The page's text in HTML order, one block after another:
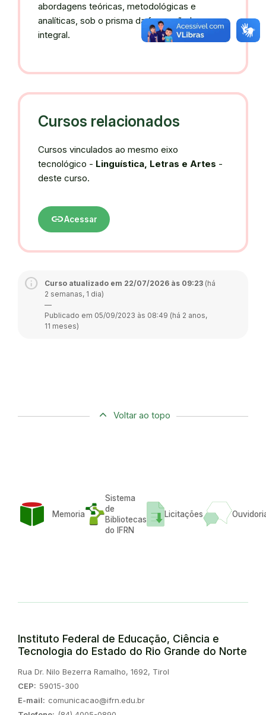
abordagens teóricas, metodológicas e
analíticas, sob o prisma da formação humana
integral.
Cursos relacionados
Cursos vinculados ao mesmo eixo
tecnológico - Linguística, Letras e Artes -
deste curso.
linkAcessar
Curso atualizado em 22/07/2026 às 09:23 (há
2 semanas, 1 dia)
—
Publicado em 05/09/2023 às 08:49 (há 2 anos,
11 meses)
Voltar ao topo
Memoria
Sistema
de
Bibliotecas
do IFRN
Licitações
Instituto Federal de Educação, Ciência e
Tecnologia do Estado do Rio Grande do Norte
Endereço:
Rua Dr. Nilo Bezerra Ramalho, 1692, Tirol
CEP: 59015-300
E-mail: comunicacao@ifrn.edu.br